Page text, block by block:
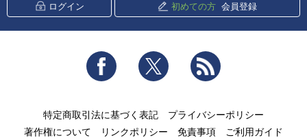
ログイン 初めての方 会員登録
Facebook Twitter
特定商取引法に基づく表記
プライバシーポリシー
著作権について
リンクポリシー 免責事項
ご利用ガイド